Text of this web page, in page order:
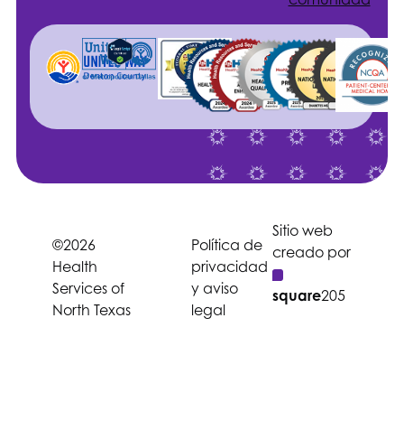
©2026
Health
Services of
North Texas
Política de
privacidad
y aviso
legal
Sitio web
creado por
square205